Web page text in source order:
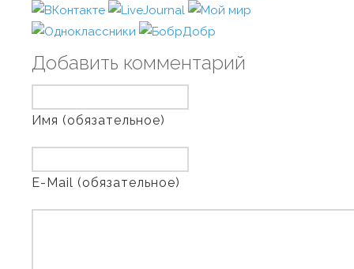
Добавить комментарий
Имя (обязательное)
E-Mail (обязательное)